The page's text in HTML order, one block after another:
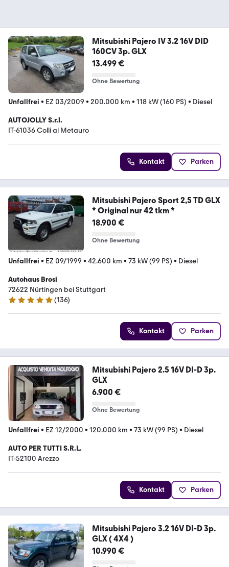
Mitsubishi Pajero IV 3.2 16V DID
160CV 3p. GLX
13.499 €
Ohne Bewertung
Unfallfrei • EZ 03/2009 • 200.000 km • 118 kW (160 PS) • Diesel
AUTOJOLLY S.r.l.
IT-61036 Colli al Metauro
Kontakt Parken
Mitsubishi Pajero Sport 2,5 TD GLX
* Original nur 42 tkm *
18.900 €
Ohne Bewertung
Unfallfrei • EZ 09/1999 • 42.600 km • 73 kW (99 PS) • Diesel
Autohaus Brosi
72622 Nürtingen bei Stuttgart
5 Sterne
(136)
Kontakt Parken
Mitsubishi Pajero 2.5 16V DI-D 3p.
GLX
6.900 €
Ohne Bewertung
Unfallfrei • EZ 12/2000 • 120.000 km • 73 kW (99 PS) • Diesel
AUTO PER TUTTI S.R.L.
IT-52100 Arezzo
Kontakt Parken
Mitsubishi Pajero 3.2 16V DI-D 3p.
GLX ( 4X4 )
10.990 €